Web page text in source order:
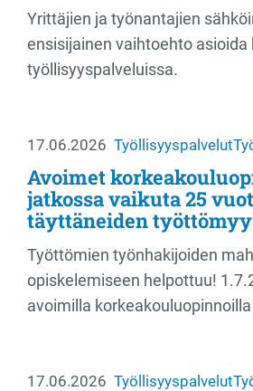
Yrittäjien ja työnantajien
ensisijainen vaihtoehto asioida
työllisyyspalveluissa.
17.06.2026 Työllisyyspalvelut
Avoimet
jatkossa vaikuta 25
täyttäneiden
Työttömien työnhakijoiden
opiskelemiseen helpottuu!
avoimilla
17.06.2026 Työllisyyspalvelut